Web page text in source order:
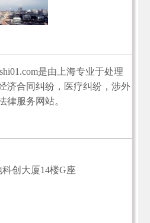
是由上海专业于处理
济合同纠纷，医疗纠纷，涉外
律服务网站。
科创大厦14楼G座